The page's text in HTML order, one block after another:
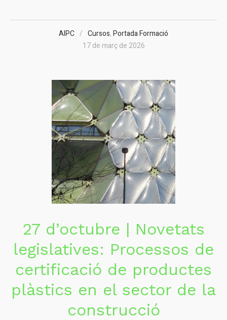
AIPC Cursos,Portada Formació
17 de març de 2026
27 d’octubre | Novetats
legislatives: Processos de
certificació de productes
plàstics en el sector de la
construcció